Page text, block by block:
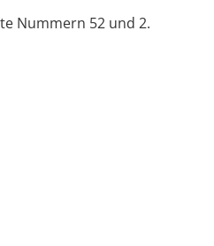
Nummern 52 und 2.